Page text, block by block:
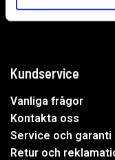
Eller ring oss:019-
Kundservice
Vanliga frågor
Kontakta oss
Service och garanti
Retur och